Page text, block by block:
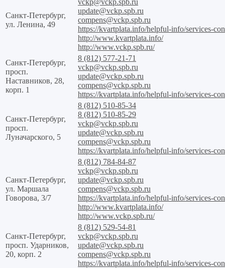
Санкт-Петербург,
ул. Ленина, 49
update@vckp.spb.ru
compens@vckp.spb.ru
https://kvartplata.info/helpful-info/services-
http://www.kvartplata.info/
http://www.vckp.spb.ru/
Санкт-Петербург,
просп.
Наставников, 28,
корп. 1
8 (812) 577-21-71
vckp@vckp.spb.ru
update@vckp.spb.ru
compens@vckp.spb.ru
https://kvartplata.info/helpful-info/services-
Санкт-Петербург,
просп.
Луначарского, 5
8 (812) 510-85-34
8 (812) 510-85-29
vckp@vckp.spb.ru
update@vckp.spb.ru
compens@vckp.spb.ru
https://kvartplata.info/helpful-info/services-
Санкт-Петербург,
ул. Маршала
Говорова, 3/7
8 (812) 784-84-87
vckp@vckp.spb.ru
update@vckp.spb.ru
compens@vckp.spb.ru
https://kvartplata.info/helpful-info/services-
http://www.kvartplata.info/
http://www.vckp.spb.ru/
Санкт-Петербург,
просп. Ударников,
20, корп. 2
8 (812) 529-54-81
vckp@vckp.spb.ru
update@vckp.spb.ru
compens@vckp.spb.ru
https://kvartplata.info/helpful-info/services-